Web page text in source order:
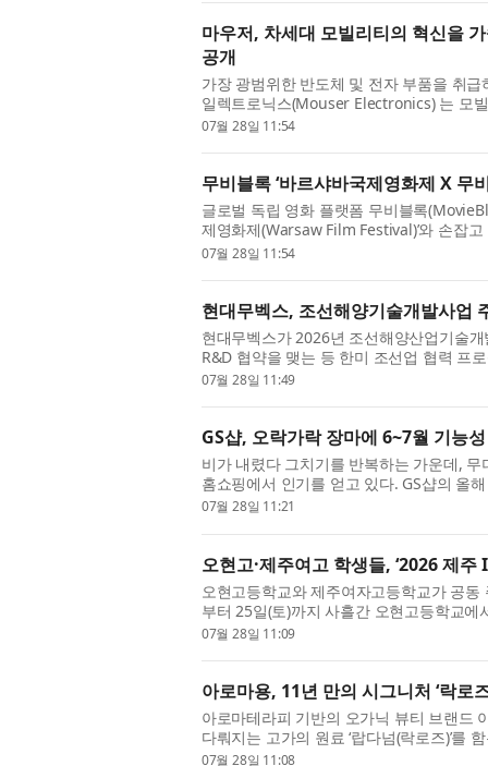
마우저, 차세대 모빌리티의 혁신을
공개
가장 광범위한 반도체 및 전자 부품을 취
일렉트로닉스(Mouser Electronics) 는 모
터(transportation resource center) 를 통
07월 28일 11:54
무비블록 ‘바르샤바국제영화제 X 무
글로벌 독립 영화 플랫폼 무비블록
제영화제(Warsaw Film Festival)’와 손잡
바르샤바국제영화제는 칸 영화제에서 황
07월 28일 11:54
현대무벡스, 조선해양기술개발사업
현대무벡스가 2026년 조선해양산업기술
R&D 협약을 맺는 등 한미 조선업 협력 프
기술기획평가원(KEIT)이 수출 경쟁력 강화
07월 28일 11:49
GS샵, 오락가락 장마에 6~7월 기능
비가 내렸다 그치기를 반복하는 가운데,
홈쇼핑에서 인기를 얻고 있다. GS샵의 올
로, 전년 동기 25억원보다 약 100% 증가
07월 28일 11:21
오현고·제주여고 학생들, ‘2026 제
오현고등학교와 제주여자고등학교가 공동
부터 25일(토)까지 사흘간 오현고등학교
제주 지역 AI·IT 기업 위니브(대표 이호준)
07월 28일 11:09
아로마용, 11년 만의 시그니처 ‘락로
아로마테라피 기반의 오가닉 뷰티 브랜드
다뤄지는 고가의 원료 ‘랍다넘(락로즈)’를
시했다. 또한 출시와 함께 백화점 채널에
07월 28일 11:08